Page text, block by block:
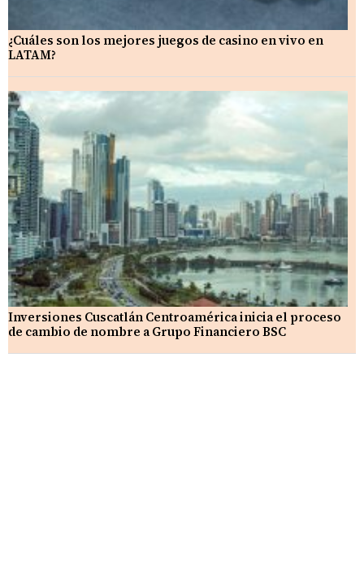
¿Cuáles son los mejores juegos de casino en vivo en
LATAM?
Inversiones Cuscatlán Centroamérica inicia el proceso
de cambio de nombre a Grupo Financiero BSC